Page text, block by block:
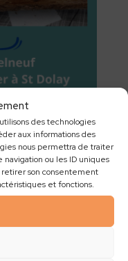
des technologies
aux informations des
nous permettra de traiter
ou les ID uniques
son consentement
et fonctions.
votre entreprise,
?
par mail
mes nouveaux